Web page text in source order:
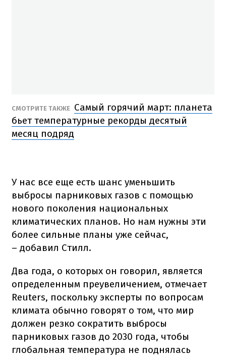
СМОТРИТЕ ТАКЖЕ Самый горячий март: планета
бьет температурные рекорды десятый
месяц подряд
У нас все еще есть шанс уменьшить
выбросы парниковых газов с помощью
нового поколения национальных
климатических планов. Но нам нужны эти
более сильные планы уже сейчас,
– добавил Стилл.
Два года, о которых он говорил, является
определенным преувеличением, отмечает
Reuters, поскольку эксперты по вопросам
климата обычно говорят о том, что мир
должен резко сократить выбросы
парниковых газов до 2030 года, чтобы
глобальная температура не поднялась